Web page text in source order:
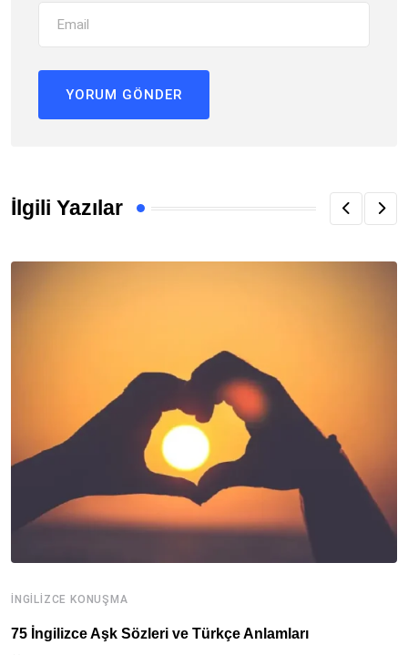
İlgili Yazılar
İNGILIZCE KONUŞMA
75 İngilizce Aşk Sözleri ve Türkçe Anlamları